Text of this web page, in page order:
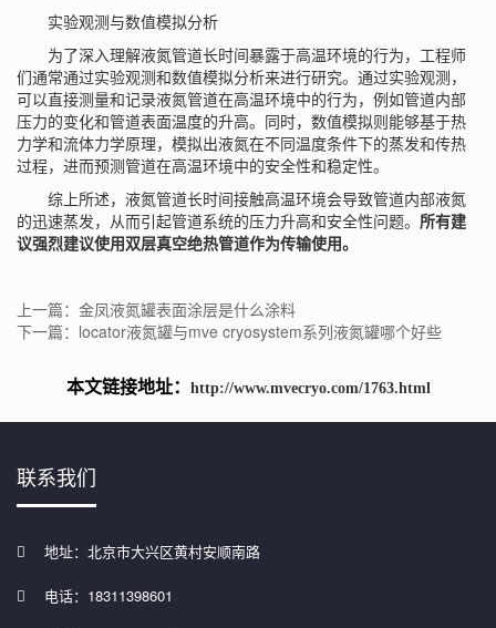
实验观测与数值模拟分析
为了深入理解液氮管道长时间暴露于高温环境的行为，工程师
们通常通过实验观测和数值模拟分析来进行研究。通过实验观测，
可以直接测量和记录液氮管道在高温环境中的行为，例如管道内部
压力的变化和管道表面温度的升高。同时，数值模拟则能够基于热
力学和流体力学原理，模拟出液氮在不同温度条件下的蒸发和传热
过程，进而预测管道在高温环境中的安全性和稳定性。
综上所述，液氮管道长时间接触高温环境会导致管道内部液氮
的迅速蒸发，从而引起管道系统的压力升高和安全性问题。 所有建
议强烈建议使用双层真空绝热管道作为传输使用。
上一篇：金凤液氮罐表面涂层是什么涂料
下一篇：locator液氮罐与mve cryosystem系列液氮罐哪个好些
本文链接地址： http://www.mvecryo.com/1763.html
联系我们
地址：北京市大兴区黄村安顺南路
电话：18311398601